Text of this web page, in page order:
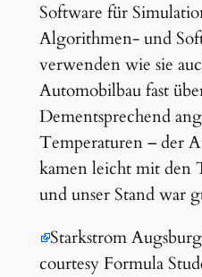
Software für
Algorithmen- und
verwenden wie sie
Automobilbau fast
Dementsprechend
Temperaturen – der
kamen leicht mit den
und unser Stand war
Starkstrom
courtesy Formula